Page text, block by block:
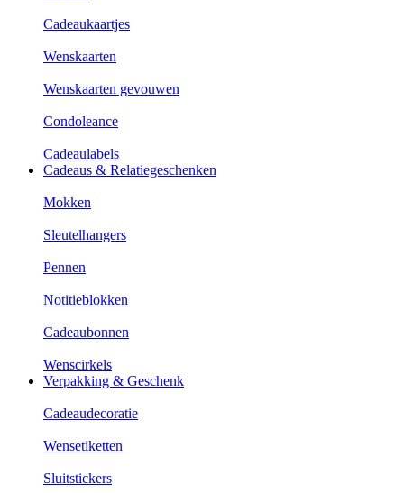
Cadeaukaartjes
Wenskaarten
Wenskaarten gevouwen
Condoleance
Cadeaulabels
Cadeaus & Relatiegeschenken
Mokken
Sleutelhangers
Pennen
Notitieblokken
Cadeaubonnen
Wenscirkels
Verpakking & Geschenk
Cadeaudecoratie
Wensetiketten
Sluitstickers